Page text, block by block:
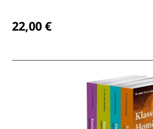
22,00 €